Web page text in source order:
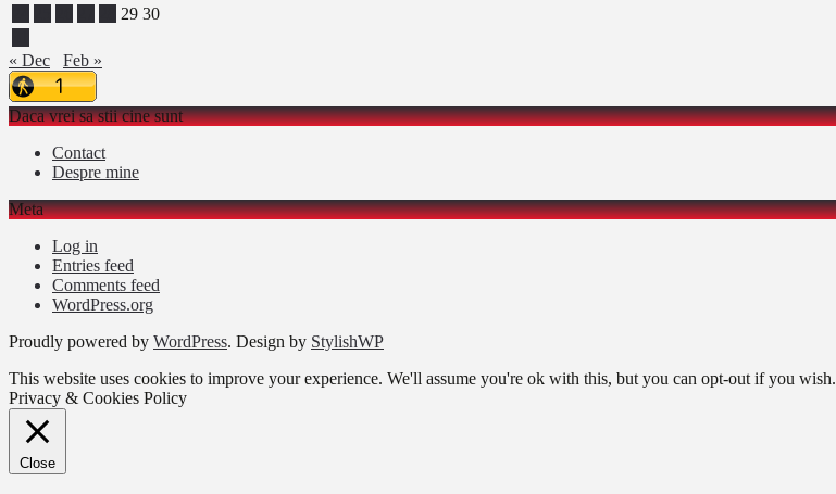
29 30
« Dec
Feb »
Daca vrei sa stii cine sunt
Contact
Despre mine
Meta
Log in
Entries feed
Comments feed
WordPress.org
Proudly powered by WordPress. Design by StylishWP
This website uses cookies to improve your experience. We'll assume you're ok with this, but you can opt-out if you wish.
Privacy & Cookies Policy
Close